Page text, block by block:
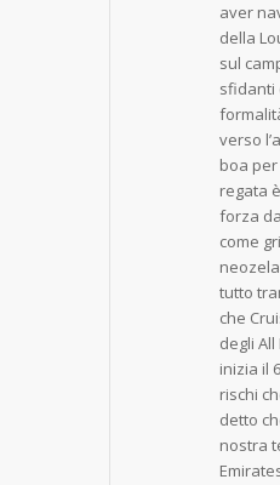
aver
della
sul
sfidanti
verso
boa
regata
forza
come
tutto
che
degli
inizia il
rischi
detto
nostra